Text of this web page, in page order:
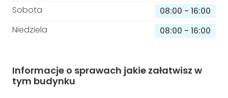
Sobota
08:00 - 16:00
Niedziela
08:00 - 16:00
Informacje o sprawach jakie załatwisz w
tym budynku